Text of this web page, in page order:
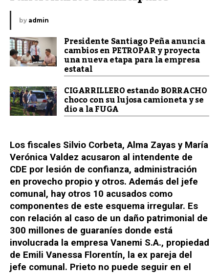
by admin
Presidente Santiago Peña anuncia
cambios en PETROPAR y proyecta
una nueva etapa para la empresa
estatal
CIGARRILLERO estando BORRACHO
choco con su lujosa camioneta y se
dio a la FUGA
Los fiscales Silvio Corbeta, Alma Zayas y María
Verónica Valdez acusaron al intendente de
CDE por lesión de confianza, administración
en provecho propio y otros. Además del jefe
comunal, hay otros 10 acusados como
componentes de este esquema irregular. Es
con relación al caso de un daño patrimonial de
300 millones de guaraníes donde está
involucrada la empresa Vanemi S.A., propiedad
de Emili Vanessa Florentín, la ex pareja del
jefe comunal. Prieto no puede seguir en el